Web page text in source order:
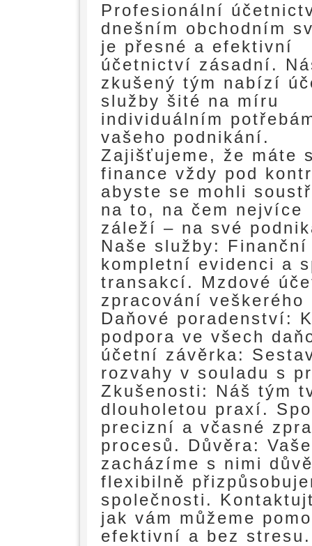
Profesionální
dnešním obchodním
je přesné a efektivní
účetnictví zásadní.
zkušený tým nabízí
služby šité na míru
individuálním
vašeho podnikání.
Zajišťujeme, že máte
finance vždy pod
abyste se mohli
na to, na čem nejvíce
záleží – na své
Naše služby:
kompletní evidenci a
transakcí. Mzdové
zpracování
Daňové poradenství:
podpora ve všech
účetní závěrka:
rozvahy v souladu s
Zkušenosti: Náš tým
dlouholetou praxí.
precizní a včasné
procesů. Důvěra:
zacházíme s nimi
flexibilně
společnosti.
jak vám můžeme
efektivní a bez stresu.